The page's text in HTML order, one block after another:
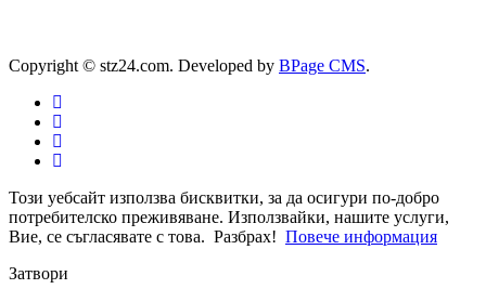
Copyright © stz24.com. Developed by BPage CMS.
Този уебсайт използва бисквитки, за да осигури по-добро
потребителско преживяване. Използвайки, нашите услуги,
Вие, се съгласявате с това. Разбрах! Повече информация
Затвори